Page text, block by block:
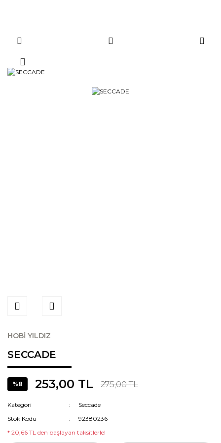
HOBİ YILDIZ
SECCADE
%8 253,00 TL 275,00 TL
Kategori
Seccade
Stok Kodu
92380236
* 20,66 TL den başlayan taksitlerle!